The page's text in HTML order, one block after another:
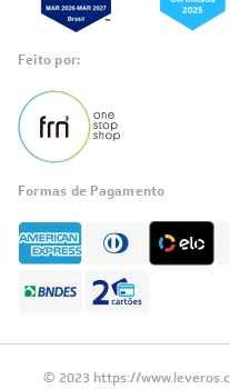
Feito por:
Formas de Pagamento
© 2023 https://